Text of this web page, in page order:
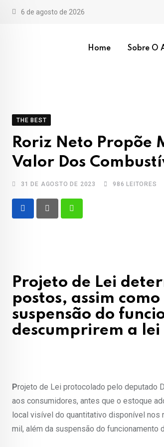
6 de agosto de 2026
Home Sobre O
THE BEST
Roriz Neto Propõe
Valor Dos
31 DE AGOSTO DE 2023 986 LEITORES
Whatsapp
Projeto de Lei
postos, assim
suspensão do
descumprirem a lei
Projeto de Lei protocolado pelo deputado
aos consumidores, antes que o estoque
local visível do quantitativo disponível nos
mil, além da suspensão do funcionamento